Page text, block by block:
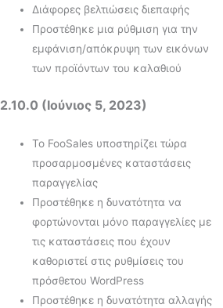
Διάφορες βελτιώσεις διεπαφής
Προστέθηκε μια ρύθμιση για την
εμφάνιση/απόκρυψη των εικόνων
των προϊόντων του καλαθιού
2.10.0 (Ιούνιος 5, 2023)
Το FooSales υποστηρίζει τώρα
προσαρμοσμένες καταστάσεις
παραγγελίας
Προστέθηκε η δυνατότητα να
φορτώνονται μόνο παραγγελίες με
τις καταστάσεις που έχουν
καθοριστεί στις ρυθμίσεις του
πρόσθετου WordPress
Προστέθηκε η δυνατότητα αλλαγής